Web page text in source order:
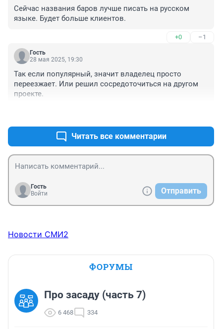
Сейчас названия баров лучше писать на русском
языке. Будет больше клиентов.
+0 –1
Гость
28 мая 2025, 19:30
Так если популярный, значит владелец просто
переезжает. Или решил сосредоточиться на другом
проекте.
Читать все комментарии
Гость
Войти
Отправить
Новости СМИ2
ФОРУМЫ
Про засаду (часть 7)
6 468 334